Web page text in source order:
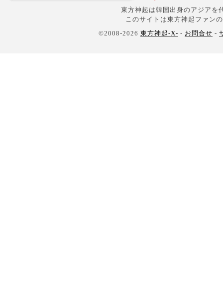
東方神起は韓国出身のアジアを
このサイトは東方神起ファン
©2008-2026 東方神起-X- - お問合せ -